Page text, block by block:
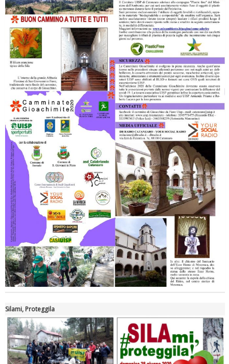
Ddl Lobby, Uisp: “Il Parlamento valorizzi le nostre specificità"
La formazione Uisp rallenta ma prosegue anche in estate
Tiziano Pesce nel Cda di Fondazione Terzjus: prima riunione a
Roma
Silami, Proteggila